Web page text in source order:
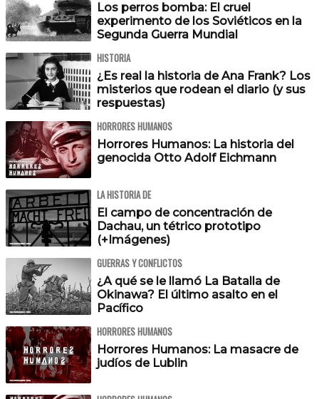
Los perros bomba: El cruel
experimento de los Soviéticos en la
Segunda Guerra Mundial
HISTORIA
¿Es real la historia de Ana Frank? Los
misterios que rodean el diario (y sus
respuestas)
HORRORES HUMANOS
Horrores Humanos: La historia del
genocida Otto Adolf Eichmann
LA HISTORIA DE
El campo de concentración de
Dachau, un tétrico prototipo
(+Imágenes)
GUERRAS Y CONFLICTOS
¿A qué se le llamó La Batalla de
Okinawa? El último asalto en el
Pacífico
HORRORES HUMANOS
Horrores Humanos: La masacre de
judíos de Lublin